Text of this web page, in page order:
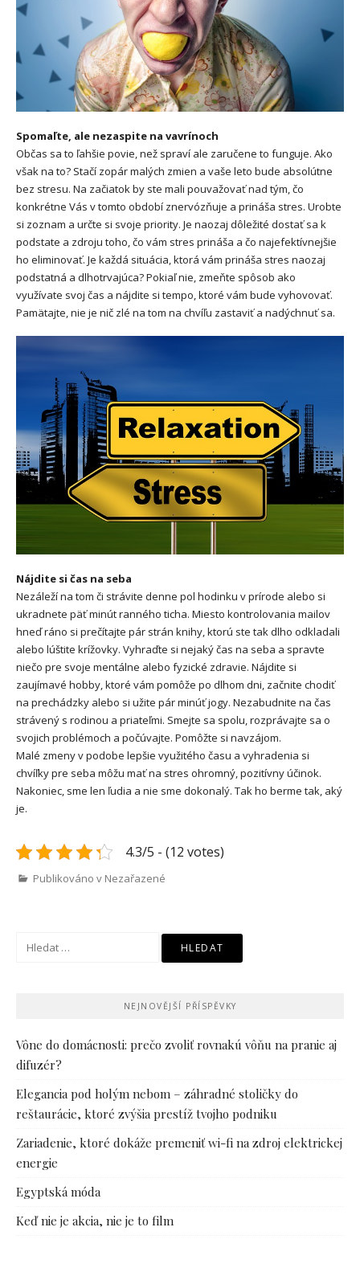
Spomaľte, ale nezaspite na vavrínoch
Občas sa to ľahšie povie, než spraví ale zaručene to funguje. Ako
však na to? Stačí zopár malých zmien a vaše leto bude absolútne
bez stresu. Na začiatok by ste mali pouvažovať nad tým, čo
konkrétne Vás v tomto období znervózňuje a prináša stres. Urobte
si zoznam a určte si svoje priority. Je naozaj dôležité dostať sa k
podstate a zdroju toho, čo vám stres prináša a čo najefektívnejšie
ho eliminovať. Je každá situácia, ktorá vám prináša stres naozaj
podstatná a dlhotrvajúca? Pokiaľ nie, zmeňte spôsob ako
využívate svoj čas a nájdite si tempo, ktoré vám bude vyhovovať.
Pamätajte, nie je nič zlé na tom na chvíľu zastaviť a nadýchnuť sa.
Nájdite si čas na seba
Nezáleží na tom či strávite denne pol hodinku v prírode alebo si
ukradnete päť minút ranného ticha. Miesto kontrolovania mailov
hneď ráno si prečítajte pár strán knihy, ktorú ste tak dlho odkladali
alebo lúštite krížovky. Vyhraďte si nejaký čas na seba a spravte
niečo pre svoje mentálne alebo fyzické zdravie. Nájdite si
zaujímavé hobby, ktoré vám pomôže po dlhom dni, začnite chodiť
na prechádzky alebo si užite pár minúť jogy. Nezabudnite na čas
strávený s rodinou a priateľmi. Smejte sa spolu, rozprávajte sa o
svojich problémoch a počúvajte. Pomôžte si navzájom.
Malé zmeny v podobe lepšie využitého času a vyhradenia si
chvíľky pre seba môžu mať na stres ohromný, pozitívny účinok.
Nakoniec, sme len ľudia a nie sme dokonalý. Tak ho berme tak, aký
je.
4.3/5 - (12 votes)
Publikováno v Nezařazené
Vyhledávání
NEJNOVĚJŠÍ PŘÍSPĚVKY
Vône do domácnosti: prečo zvoliť rovnakú vôňu na pranie aj
difuzér?
Elegancia pod holým nebom – záhradné stoličky do
reštaurácie, ktoré zvýšia prestíž tvojho podniku
Zariadenie, ktoré dokáže premeniť wi-fi na zdroj elektrickej
energie
Egyptská móda
Keď nie je akcia, nie je to film